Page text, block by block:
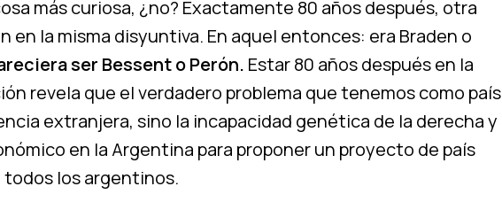
más curiosa, ¿no? Exactamente 80 años después, otra
en la misma disyuntiva. En aquel entonces: era Braden o
ser Bessent o Perón. Estar 80 años después en la
revela que el verdadero problema que tenemos como país
extranjera, sino la incapacidad genética de la derecha y
en la Argentina para proponer un proyecto de país
todos los argentinos.